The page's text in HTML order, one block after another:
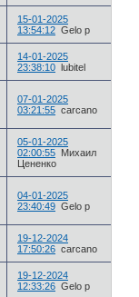
15-01-2025
13:54:12 Gelo p
14-01-2025
23:38:10 lubitel
07-01-2025
03:21:55 carcano
05-01-2025
02:00:55 Михаил
Цененко
04-01-2025
23:40:49 Gelo p
19-12-2024
17:50:26 carcano
19-12-2024
12:33:26 Gelo p